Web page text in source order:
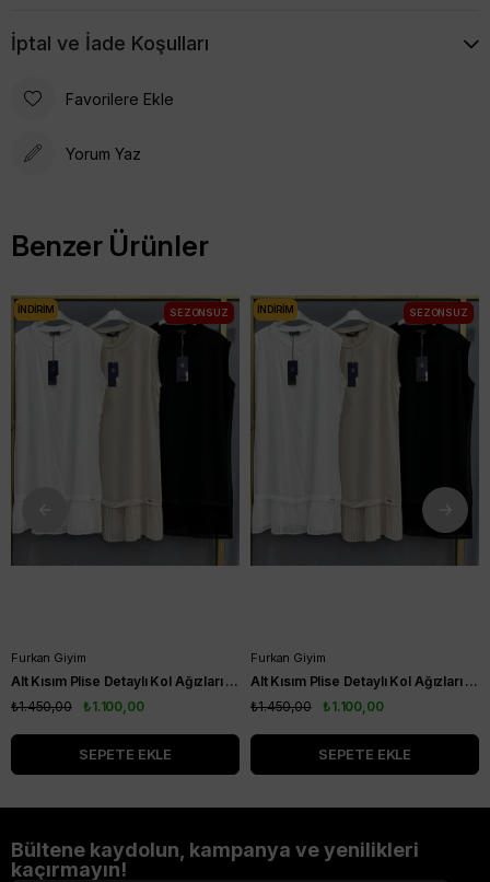
İptal ve İade Koşulları
Favorilere Ekle
Yorum Yaz
Benzer Ürünler
Furkan Giyim
Alt Kısım Plise Detaylı Kol Ağızları Ribanalı Kısa Kol Kurtarıcı Tunik Siyah
₺1.100,00
₺1.450,00
SEPETE EKLE
İNDIRIM SEZONSUZ
Furkan Giyim
Alt Kısım Plise Detaylı Kol Ağızları Ribanalı Kısa Kol Kurtarıcı Tunik Vizon
₺1.100,00
₺1.450,00
SEPETE EKLE
İNDIRIM SEZONSUZ
Bültene kaydolun, kampanya ve yenilikleri
kaçırmayın!